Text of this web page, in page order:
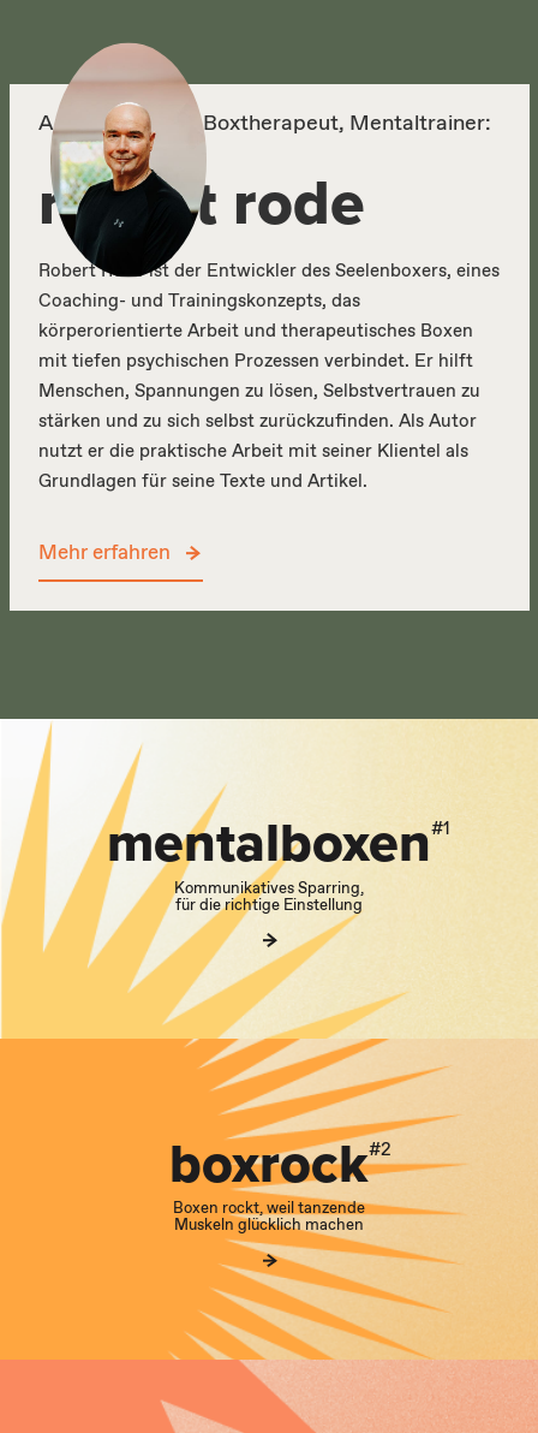
gemeinsam eingeübt, sodass sie auch im Alltag – etwa vor
wichtigen Terminen, in belastenden Situationen oder zur
mentalen Stabilisierung – unterstützend eingesetzt werden
können.
Autor, Körper- & Boxtherapeut, Mentaltrainer:
robert rode
Robert Rode ist der Entwickler des Seelenboxers, eines
Coaching- und Trainingskonzepts, das
körperorientierte Arbeit und therapeutisches Boxen
mit tiefen psychischen Prozessen verbindet. Er hilft
Menschen, Spannungen zu lösen, Selbstvertrauen zu
stärken und zu sich selbst zurückzufinden. Als Autor
nutzt er die praktische Arbeit mit seiner Klientel als
Grundlagen für seine Texte und Artikel.
Mehr erfahren
mentalboxen#1
Kommunikatives Sparring,
für die richtige Einstellung
boxrock#2
Boxen rockt, weil tanzende
Muskeln glücklich machen